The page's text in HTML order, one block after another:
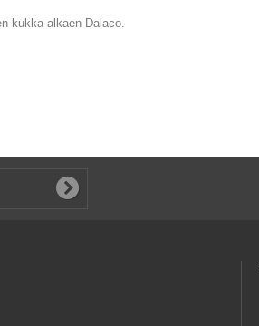
kukka alkaen Dalaco.